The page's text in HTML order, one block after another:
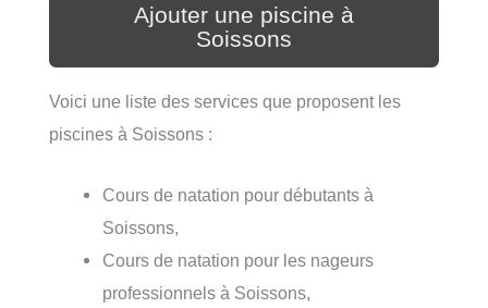
Ajouter une piscine à
Soissons
Voici une liste des services que proposent les
piscines à Soissons :
Cours de natation pour débutants à
Soissons,
Cours de natation pour les nageurs
professionnels à Soissons,